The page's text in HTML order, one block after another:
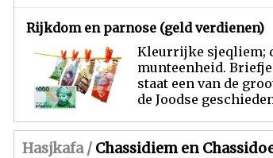
Rijkdom en parnose (geld verdienen)
Kleurrijke sjeqliem;
munteenheid.
staat een van de
de Joodse
Hasjkafa / Chassidiem en